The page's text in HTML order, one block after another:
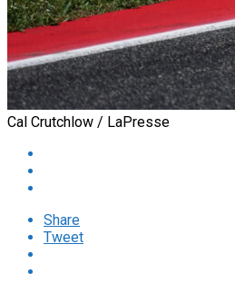
Cal Crutchlow / LaPresse
Share
Tweet